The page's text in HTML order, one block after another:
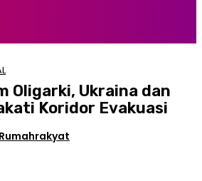
Oligarki, Ukraina dan
Koridor Evakuasi
Rumahrakyat